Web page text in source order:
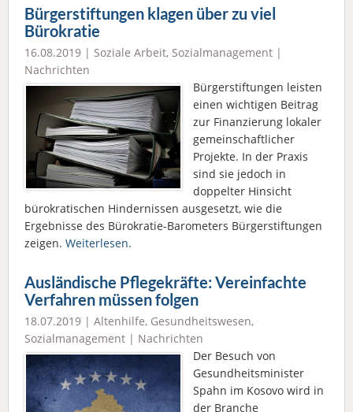
Bürgerstiftungen klagen über zu viel
Bürokratie
16.08.2019 | Soziale Arbeit, Sozialmanagement |
Nachrichten
Bürgerstiftungen leisten
einen wichtigen Beitrag
zur Finanzierung lokaler
gemeinschaftlicher
Projekte. In der Praxis
sind sie jedoch in
doppelter Hinsicht
bürokratischen Hindernissen ausgesetzt, wie die
Ergebnisse des Bürokratie-Barometers Bürgerstiftungen
zeigen. Weiterlesen.
Ausländische Pflegekräfte: Vereinfachte
Verfahren müssen folgen
18.07.2019 | Altenhilfe, Gesundheitswesen,
Sozialmanagement | Nachrichten
Der Besuch von
Gesundheitsminister
Spahn im Kosovo wird in
der Branche